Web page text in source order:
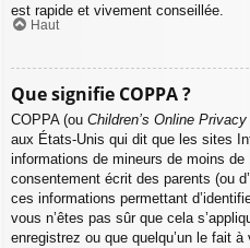
est rapide et vivement conseillée.
Haut
Que signifie COPPA ?
COPPA (ou Children’s Online
aux États-Unis qui dit que les sites
informations de mineurs de moins
consentement écrit des parents (ou
ces informations permettant
vous n’êtes pas sûr que cela
enregistrez ou que quelqu’un le fait